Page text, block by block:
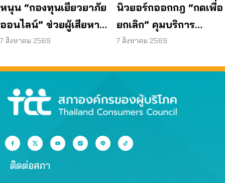
หนุน “กองทุนเยียวยาภัย
ออนไลน์” ช่วยผู้เสียหาย
ตั้งหลักได้ รวดเร็ว ทัน
7 สิงหาคม 2569
นิวยอร์กออกกฎ “กดเพื่อ
ยกเลิก” คุมบริการ
ออนไลน์ ต่ออายุสมาชิก
7 สิงหาคม 2569
ติดต่อสภา